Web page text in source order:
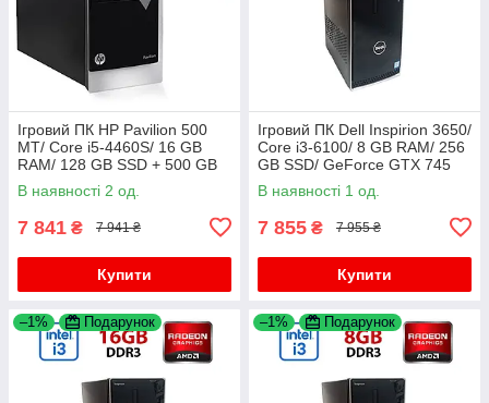
Ігровий ПК HP Pavilion 500
MT/ Core i5-4460S/ 16 GB
RAM/ 128 GB SSD + 500 GB
HDD/ Radeon R7 240 2GB
В наявності 2 од.
7 841 ₴ 7 941 ₴
Купити
Ігровий ПК Dell Inspirion 3650/
Core i3-6100/ 8 GB RAM/ 256
GB SSD/ GeForce GTX 745
2GB
В наявності 1 од.
7 855 ₴ 7 955 ₴
Купити
–1% Подарунок –1% Подарунок